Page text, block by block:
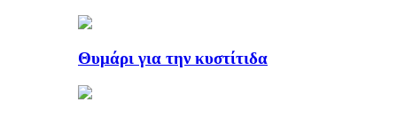
Θυμάρι για την κυστίτιδα